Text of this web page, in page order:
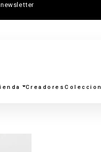
newsletter
Creadores